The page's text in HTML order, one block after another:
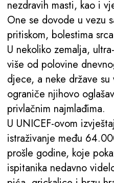
nezdravih masti, kao i
One se dovode u vezu
pritiskom, bolestima
U nekoliko zemalja,
više od polovine
djece, a neke države
ograniče njihovo
privlačnim najmlađima.
U UNICEF-ovom
istraživanje među
prošle godine, koje
ispitanika nedavno